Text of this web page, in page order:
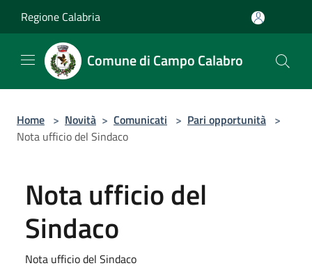
Regione Calabria
Comune di Campo Calabro
Home > Novità > Comunicati > Pari opportunità >
Nota ufficio del Sindaco
Nota ufficio del
Sindaco
Nota ufficio del Sindaco